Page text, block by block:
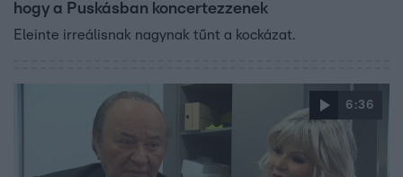
hogy a Puskásban koncertezzenek
Eleinte irreálisnak nagynak tűnt a kockázat.
6:36